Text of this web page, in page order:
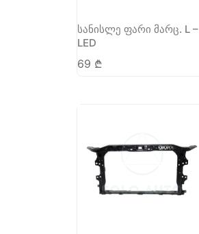
სანისლე ფარი მარც. L –
LED
69 ₾